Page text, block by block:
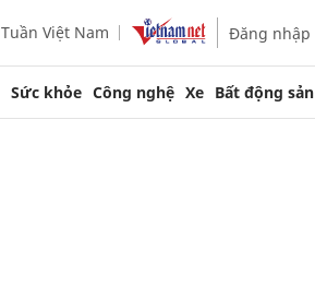
Tuần Việt Nam Đăng nhập
Sức khỏe Công nghệ Xe Bất động sản